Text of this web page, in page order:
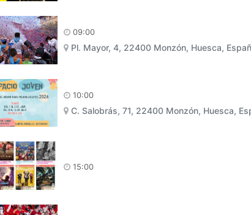
09:00
Pl. Mayor, 4, 22400 Monzón, Huesca,
10:00
C. Salobrás, 71, 22400 Monzón, Huesca,
15:00